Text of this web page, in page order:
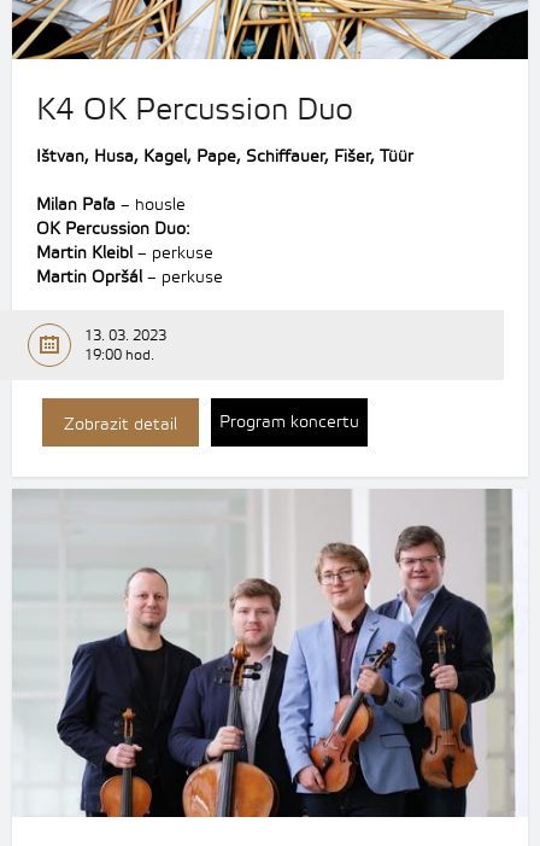
K4 OK Percussion Duo
Ištvan, Husa, Kagel, Pape, Schiffauer, Fišer, Tüür
Milan Paľa – housle
OK Percussion Duo:
Martin Kleibl – perkuse
Martin Opršál – perkuse
13. 03. 2023
19:00 hod.
Zobrazit detail Program koncertu